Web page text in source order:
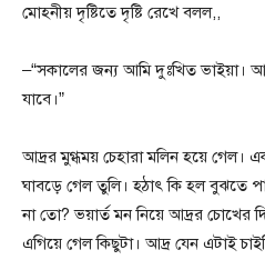
মোহনীয় দৃষ্টিতে দৃষ্টি রেখে বলল,,
–“সকালের জন্য আমি দুঃখিত ভাইয়া।
যাবে।”
আদ্রর মুগ্ধময় চেহারা মলিন হয়ে গেল।
ঘাবড়ে গেল তুলি। হঠাৎ কি হল বুঝতে
না তো? ভয়ার্ত মন নিয়ে আদ্রর চোখের
এগিয়ে গেল কিছুটা। আদ্র যেন এটাই